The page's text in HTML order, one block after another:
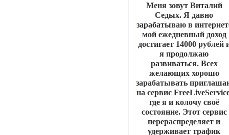
Меня зовут Виталий
Седых. Я давно
зарабатываю в
мой ежедневный доход
достигает 14000 рублей
я продолжаю
развиваться. Всех
желающих хорошо
зарабатывать
на сервис
где я и колочу своё
состояние. Этот сервис
перераспределяет и
удерживает трафик